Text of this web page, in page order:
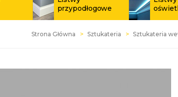
przypodłogowe
Strona Główna Sztukateria Sztukateria